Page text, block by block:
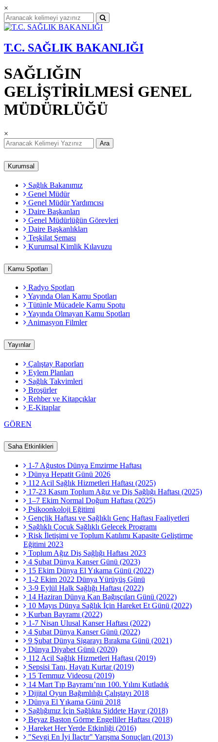
×
T.C. SAĞLIK BAKANLIĞI
SAĞLIĞIN
GELİŞTİRİLMESİ GENEL
MÜDÜRLÜĞÜ
×
Ara
Kurumsal
Sağlık Bakanımız
Genel Müdür
Genel Müdür Yardımcısı
Daire Başkanları
Genel Müdürlüğün Görevleri
Daire Başkanlıkları
Teşkilat Şeması
Kurumsal Kimlik Kılavuzu
Kamu Spotları
Radyo Spotları
Yayında Olan Kamu Spotları
Tütünle Mücadele Kamu Spotu
Yayında Olmayan Kamu Spotları
Animasyon Filmler
Yayınlar
Çalıştay Raporları
Eylem Planları
Sağlık Takvimleri
Broşürler
Rehber ve Kitapçıklar
E-Kitaplar
GÖREN
Saha Etkinlikleri
1-7 Ağustos Dünya Emzirme Haftası
Dünya Hepatit Günü 2026
112 Acil Sağlık Hizmetleri Haftası (2025)
17-23 Kasım Toplum Ağız ve Diş Sağlığı Haftası (2025)
1–7 Ekim Normal Doğum Haftası (2025)
Psikoonkoloji Eğitimi
Gençlik Haftası ve Sağlıklı Genç Haftası Faaliyetleri
Sağlıklı Çocuk Sağlıklı Gelecek Programı
Risk İletişimi ve Toplum Katılımı Kapasite Geliştirme
Eğitimi 2023
Toplum Ağız Diş Sağlığı Haftası 2023
4 Şubat Dünya Kanser Günü (2023)
15 Ekim Dünya El Yıkama Günü (2022)
1-2 Ekim 2022 Dünya Yürüyüş Günü
3-9 Eylül Halk Sağlığı Haftası (2022)
14 Haziran Dünya Kan Bağışçıları Günü (2022)
10 Mayıs Dünya Sağlık İçin Hareket Et Günü (2022)
Kurban Bayramı (2022)
1-7 Nisan Ulusal Kanser Haftası (2022)
4 Şubat Dünya Kanser Günü (2022)
9 Şubat Dünya Sigarayı Bırakma Günü (2021)
Dünya Diyabet Günü (2020)
112 Acil Sağlık Hizmetleri Haftası (2019)
Sepsisi Tanı, Hayatı Kurtar (2019)
15 Temmuz Videosu (2019)
14 Mart Tıp Bayramı’nın 100. Yılını Kutladık
Dijital Oyun Bağımlılığı Çalıştayı 2018
Dünya El Yıkama Günü 2018
Sağlığımız İçin Sağlıkta Şiddete Hayır (2018)
Beyaz Baston Görme Engelliler Haftası (2018)
Hareket Her Yerde Etkinliği (2016)
"Sevgi En İyi İlaçtır" Yarışma Sonuçları (2013)